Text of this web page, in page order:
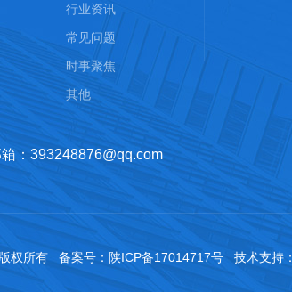
行业资讯
常见问题
时事聚焦
其他
箱：393248876@qq.com
权所有 备案号： 陕ICP备17014717号技术支持：